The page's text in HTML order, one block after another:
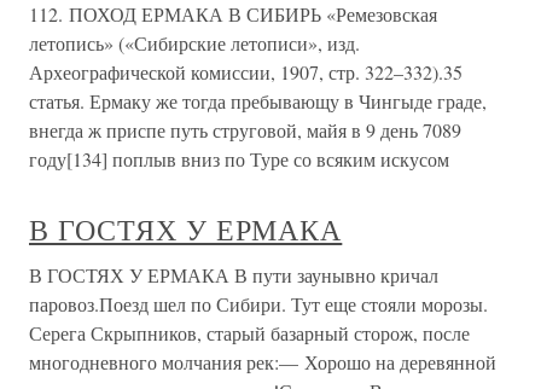
112. ПОХОД ЕРМАКА В СИБИРЬ «Ремезовская
летопись» («Сибирские летописи», изд.
Археографической комиссии, 1907, стр. 322–332).35
статья. Ермаку же тогда пребывающу в Чингыде граде,
внегда ж приспе путь струговой, майя в 9 день 7089
году[134] поплыв вниз по Туре со всяким искусом
В ГОСТЯХ У ЕРМАКА
В ГОСТЯХ У ЕРМАКА В пути заунывно кричал
паровоз.Поезд шел по Сибири. Тут еще стояли морозы.
Серега Скрыпников, старый базарный сторож, после
многодневного молчания рек:— Хорошо на деревянной